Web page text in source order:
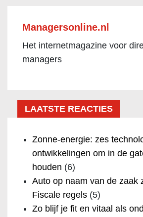
Managersonline.nl
Het internetmagazine voor
managers
LAATSTE REACTIES
Zonne-energie: zes
ontwikkelingen om in de
houden (6)
Auto op naam van de zaak
Fiscale regels (5)
Zo blijf je fit en vitaal als